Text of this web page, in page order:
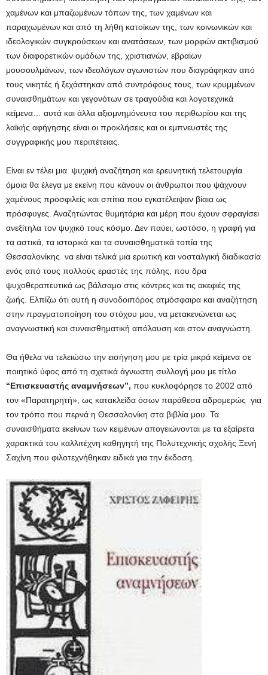
χαμένων και μπαζωμένων τόπων της, των χαμένων και
παραχωμένων και από τη λήθη κατοίκων της, των κοινωνικών και
ιδεολογικών συγκρούσεων και ανατάσεων, των μορφών ακτιβισμού
των διαφορετικών ομάδων της, χριστιανών, εβραίων
μουσουλμάνων, των ιδεολόγων αγωνιστών που διαγράφηκαν από
τους νικητές ή ξεχάστηκαν από συντρόφους τους, των κρυμμένων
συναισθημάτων και γεγονότων σε τραγούδια και λογοτεχνικά
κείμενα… αυτά και άλλα αξιομνημόνευτα του περιθωρίου και της
λαϊκής αφήγησης είναι οι προκλήσεις και οι εμπνευστές της
συγγραφικής μου περιπέτειας.
Είναι εν τέλει μια ψυχική αναζήτηση και ερευνητική τελετουργία
όμοια θα έλεγα με εκείνη που κάνουν οι άνθρωποι που ψάχνουν
χαμένους προσφιλείς και σπίτια που εγκατέλειψαν βίαια ως
πρόσφυγες. Αναζητώντας θυμητάρια και μέρη που έχουν σφραγίσει
ανεξίτηλα τον ψυχικό τους κόσμο. Δεν παύει, ωστόσο, η γραφή για
τα αστικά, τα ιστορικά και τα συναισθηματικά τοπία της
Θεσσαλονίκης να είναι τελικά μια ερωτική και νοσταλγική διαδικασία
ενός από τους πολλούς εραστές της πόλης, που δρα
ψυχοθεραπευτικά ως βάλσαμο στις κόντρες και τις ακεφιές της
ζωής. Ελπίζω ότι αυτή η συνοδοιπόρος ατμόσφαιρα και αναζήτηση
στην πραγματοποίηση του στόχου μου, να μετακενώνεται ως
αναγνωστική και συναισθηματική απόλαυση και στον αναγνώστη.
Θα ήθελα να τελειώσω την εισήγηση μου με τρία μικρά κείμενα σε
ποιητικό ύφος από τη σχετικά άγνωστη συλλογή μου με τίτλο
“Επισκευαστής αναμνήσεων”, που κυκλοφόρησε το 2002 από
τον «Παρατηρητή», ως κατακλείδα όσων παράθεσα αδρομερώς για
τον τρόπο που περνά η Θεσσαλονίκη στα βιβλία μου. Τα
συναισθήματα εκείνων των κειμένων απογειώνονται με τα εξαίρετα
χαρακτικά του καλλιτέχνη καθηγητή της Πολυτεχνικής σχολής Ξενή
Σαχίνη που φιλοτεχνήθηκαν ειδικά για την έκδοση.